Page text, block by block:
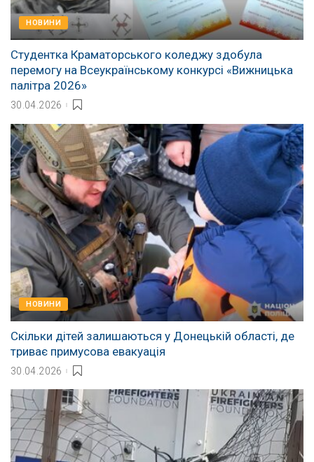
НОВИНИ
Студентка Краматорського коледжу здобула
перемогу на Всеукраїнському конкурсі «Вижницька
палітра 2026»
30.04.2026
НОВИНИ
Скільки дітей залишаються у Донецькій області, де
триває примусова евакуація
30.04.2026